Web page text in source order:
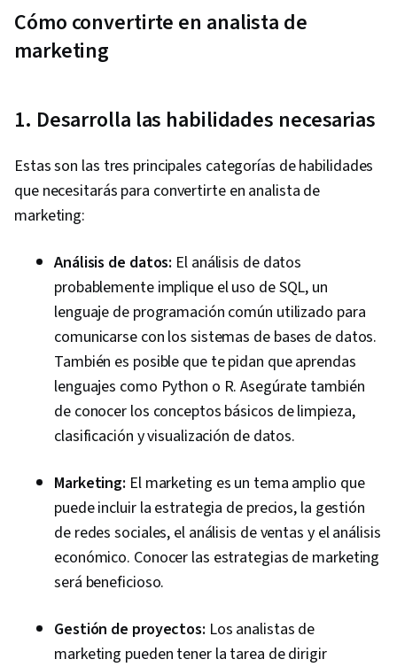
Cómo convertirte en analista de
marketing
1. Desarrolla las habilidades necesarias
Estas son las tres principales categorías de habilidades
que necesitarás para convertirte en analista de
marketing:
Análisis de datos: El análisis de datos
probablemente implique el uso de SQL, un
lenguaje de programación común utilizado para
comunicarse con los sistemas de bases de datos.
También es posible que te pidan que aprendas
lenguajes como Python o R. Asegúrate también
de conocer los conceptos básicos de limpieza,
clasificación y visualización de datos.
Marketing: El marketing es un tema amplio que
puede incluir la estrategia de precios, la gestión
de redes sociales, el análisis de ventas y el análisis
económico. Conocer las estrategias de marketing
será beneficioso.
Gestión de proyectos: Los analistas de
marketing pueden tener la tarea de dirigir